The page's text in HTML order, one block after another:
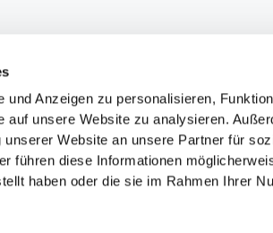
und Anzeigen zu personalisieren,
auf unsere Website zu analysieren.
Website an unsere Partner für
führen diese Informationen
haben oder die sie im Rahmen Ihrer